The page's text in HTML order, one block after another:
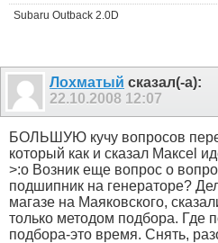
Subaru Outback 2.0D
Лохматый сказал(-а):
22.10.2008 12:07
БОЛЬШУЮ кучу вопросов
который как и сказал Максеl
>:o Возник еще вопрос о
подшипник на генераторе?
магазе на Маяковского,
только методом подбора. Где
подбора-это время. Снять,